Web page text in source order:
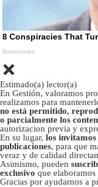
Estimado(a) lector(a)
En Gestión, valoramos
realizamos para
no está permitido,
o parcialmente los
autorizacion previa y
En su lugar, los
publicaciones, para que
veraz y de calidad
Asimismo, pueden
exclusivo que elaboramos
Gracias por ayudarnos a